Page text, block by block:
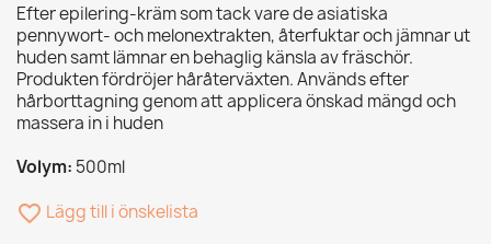
Efter epilering-kräm som tack vare de asiatiska
pennywort- och melonextrakten, återfuktar och jämnar ut
huden samt lämnar en behaglig känsla av fräschör.
Produkten fördröjer håråterväxten. Används efter
hårborttagning genom att applicera önskad mängd och
massera in i huden
Volym: 500ml
favorite_border Lägg till i önskelista